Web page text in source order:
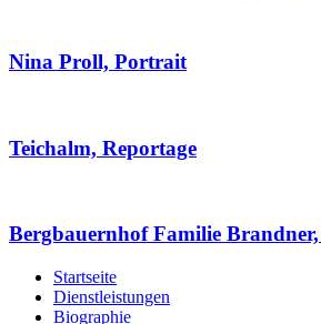
Nina Proll, Portrait
Teichalm, Reportage
Bergbauernhof Familie
Startseite
Dienstleistungen
Biographie